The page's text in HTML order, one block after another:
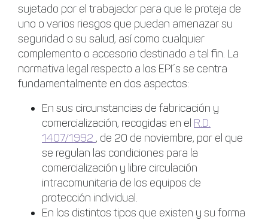
sujetado por el trabajador para que le proteja de
uno o varios riesgos que puedan amenazar su
seguridad o su salud, así como cualquier
complemento o accesorio destinado a tal fin. La
normativa legal respecto a los EPI´s se centra
fundamentalmente en dos aspectos:
En sus circunstancias de fabricación y
comercialización, recogidas en el R.D.
1407/1992 , de 20 de noviembre, por el que
se regulan las condiciones para la
comercialización y libre circulación
intracomunitaria de los equipos de
protección individual.
En los distintos tipos que existen y su forma